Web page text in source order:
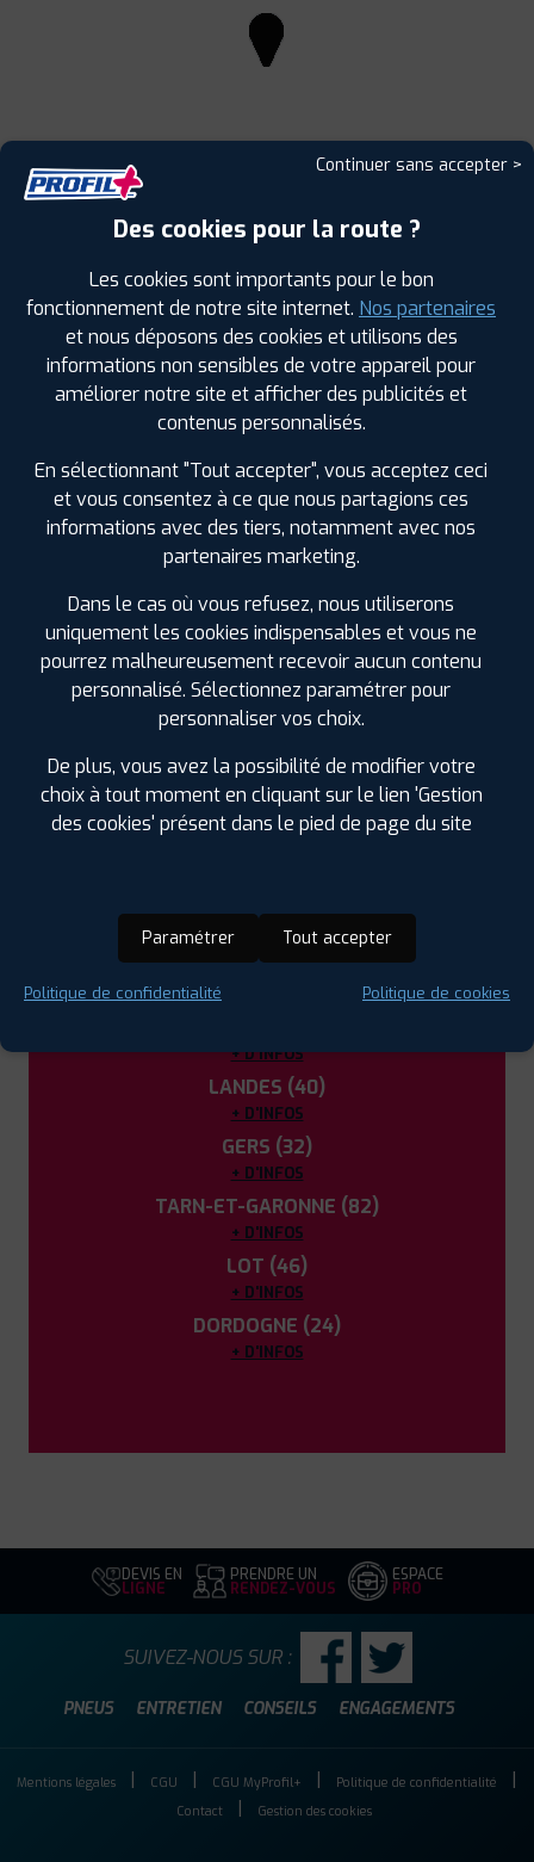
Leaflet |©Mapbox ©OpenStreetMap
LES GARAGES PROFIL PLUS
DANS LES VILLES À PROXIMITÉ
Agen (47)
Bon-Encontre (47)
Boé (47)
Fleurance (32)
Le Passage (47)
Marmande (47)
LES GARAGES PROFIL PLUS
DANS LES DÉPARTEMENTS
VOISINS
+ D'INFOS
LANDES (40)
+ D'INFOS
GERS (32)
+ D'INFOS
TARN-ET-GARONNE (82)
+ D'INFOS
LOT (46)
+ D'INFOS
DORDOGNE (24)
+ D'INFOS
DEVIS EN
LIGNE
PRENDRE UN
RENDEZ-VOUS
ESPACE
PRO
PNEUS ENTRETIEN CONSEILS ENGAGEMENTS
SUIVEZ-NOUS SUR :
Mentions légales CGU CGU MyProfil+
Politique de confidentialité
Contact
Gestion des cookies
Continuer sans accepter >
Des cookies pour la route ?
Les cookies sont importants pour le bon
fonctionnement de notre site internet. Nos partenaires
et nous déposons des cookies et utilisons des
informations non sensibles de votre appareil pour
améliorer notre site et afficher des publicités et
contenus personnalisés.
En sélectionnant "Tout accepter", vous acceptez ceci
et vous consentez à ce que nous partagions ces
informations avec des tiers, notamment avec nos
partenaires marketing.
Dans le cas où vous refusez, nous utiliserons
uniquement les cookies indispensables et vous ne
pourrez malheureusement recevoir aucun contenu
personnalisé. Sélectionnez paramétrer pour
personnaliser vos choix.
De plus, vous avez la possibilité de modifier votre
choix à tout moment en cliquant sur le lien 'Gestion
des cookies' présent dans le pied de page du site
Paramétrer Tout accepter
Politique de confidentialité Politique de cookies